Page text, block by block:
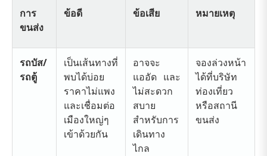
การ
ขนส่ง
ข้อดี ข้อเสีย หมายเหตุ
รถบัส/
รถตู้
เป็นเส้นทางที่
พบได้บ่อย
ราคาไม่แพง
และเชื่อมต่อ
เมืองใหญ่ๆ
เข้าด้วยกัน
อาจจะ
แออัด และ
ไม่สะดวก
สบาย
สำหรับการ
เดินทาง
ไกล
จองล่วงหน้า
ได้ที่บริษัท
ท่องเที่ยว
หรือสถานี
ขนส่ง